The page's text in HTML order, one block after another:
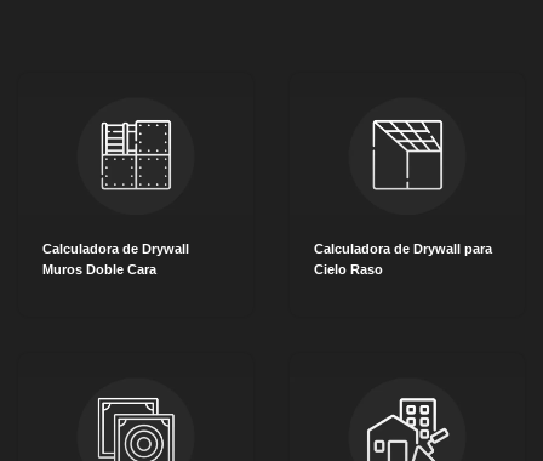
Calculadora de Drywall
Muros Doble Cara
Calculadora de Drywall para
Cielo Raso